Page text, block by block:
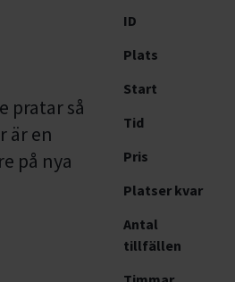
pratar så
är en
på nya
ID
Plats
Start
Tid
Pris
Platser kvar
Antal
tillfällen